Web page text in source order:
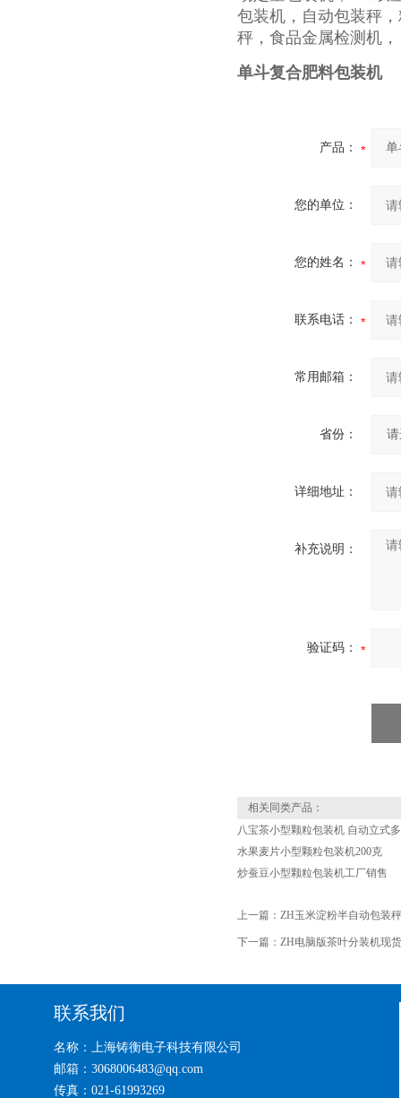
包装机，自动包装秤
秤，食品金属检测机，
单斗复合肥料包装机
产品：
您的单位：
您的姓名：
联系电话：
常用邮箱：
省份：
详细地址：
补充说明：
验证码：
相关同类产品：
八宝茶小型颗粒包装机 自动立式
水果麦片小型颗粒包装机200克
炒蚕豆小型颗粒包装机工厂销售
上一篇： ZH玉米淀粉半自动包装秤
下一篇： ZH电脑版茶叶分装机现货
联系我们
名称：上海铸衡电子科技有限公司
邮箱：3068006483@qq.com
传真：021-61993269